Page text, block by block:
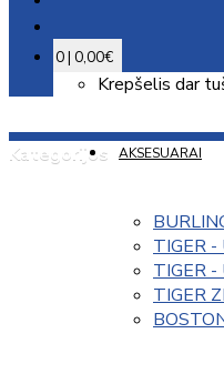
0 | 0,00€
Krepšelis dar
Kategorijos AKSESUARAI
TIGER
TIGER
TIGER